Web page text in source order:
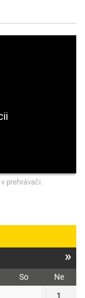
v prehrávači.
»
So
Ne
1